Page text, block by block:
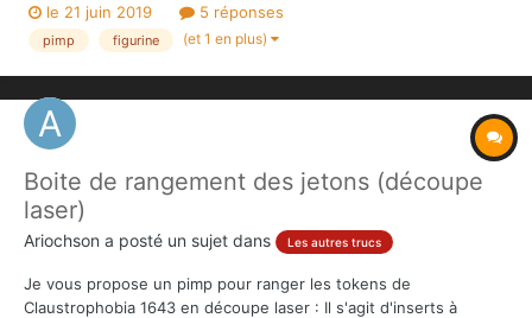
Bloodbowl. C'est pas forcément dur à trouver, mais si vous avez
déjà essayé un truc qui marche bien,...
le 21 juin 2019 5 réponses
pimp figurine (et 1 en plus)
Boite de rangement des jetons (découpe
laser)
Ariochson a posté un sujet dans Les autres trucs
Je vous propose un pimp pour ranger les tokens de
Claustrophobia 1643 en découpe laser : Il s'agit d'inserts à